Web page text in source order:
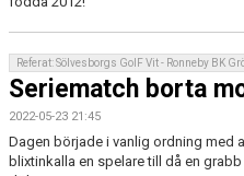
KONTAKT
Referat: Sölvesborgs GoIF Vit - Ronneby BK
Seriematch borta
2022-05-23 21:45
Dagen började i vanlig ordning med
blixtinkalla en spelare till då en